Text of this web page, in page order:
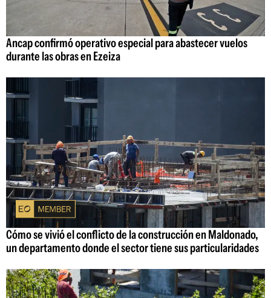
Ancap confirmó operativo especial para abastecer vuelos
durante las obras en Ezeiza
Cómo se vivió el conflicto de la construcción en Maldonado,
un departamento donde el sector tiene sus particularidades